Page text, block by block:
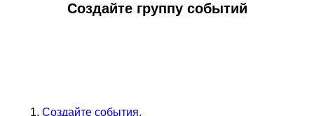
Создайте группу событий
Создайте события.